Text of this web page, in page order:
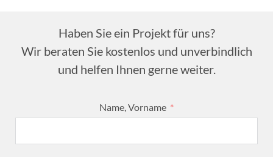
Haben Sie ein Projekt für uns?
Wir beraten Sie kostenlos und unverbindlich
und helfen Ihnen gerne weiter.
Name, Vorname